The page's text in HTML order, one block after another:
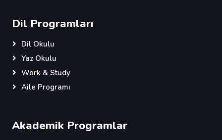
Dil Programları
Dil Okulu
Yaz Okulu
Work & Study
Aile Programı
Akademik Programlar